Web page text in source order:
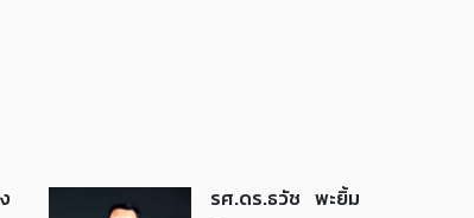
รศ.ดร.ธวัช พะยิ้ม